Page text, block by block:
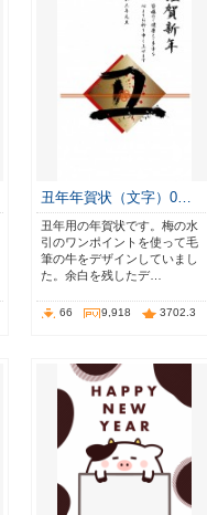
丑年年賀状（文字）0…
丑年用の年賀状です。梅の水
引のワンポイントを使って毛
筆の牛をデザインしていまし
た。余白を残したデ…
66 9,918 3702.3